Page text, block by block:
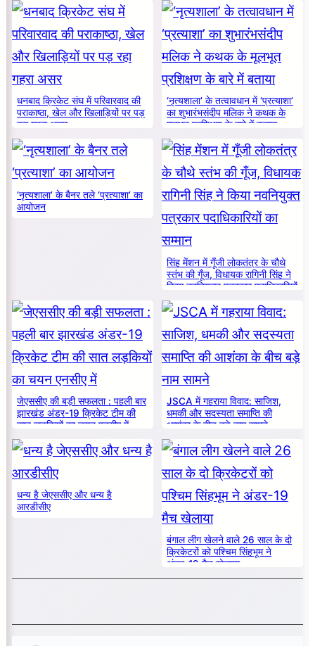
धनबाद क्रिकेट संघ में परिवारवाद की
पराकाष्ठा, खेल और खिलाड़ियों पर पड़
रहा गहरा असर
‘नृत्यशाला’ के तत्वावधान में ‘प्रत्याशा’
का शुभारंभसंदीप मलिक ने कथक के
मूलभूत प्रशिक्षण के बारे में बताया
‘नृत्यशाला’ के बैनर तले ‘प्रत्याशा’ का
आयोजन
सिंह मेंशन में गूँजी लोकतंत्र के चौथे
स्तंभ की गूँज, विधायक रागिनी सिंह ने
किया नवनियुक्त पत्रकार पदाधिकारियों
का सम्मान
जेएससीए की बड़ी सफलता : पहली बार
झारखंड अंडर-19 क्रिकेट टीम की
सात लड़कियों का चयन एनसीए में
JSCA में गहराया विवाद: साजिश,
धमकी और सदस्यता समाप्ति की
आशंका के बीच बड़े नाम सामने
धन्य है जेएससीए और धन्य है
आरडीसीए
बंगाल लीग खेलने वाले 26 साल के दो
क्रिकेटरों को पश्चिम सिंहभूम ने
अंडर-19 मैच खेलाया